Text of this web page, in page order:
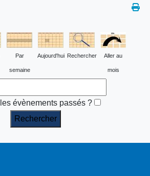
Par
semaine
Aujourd'hui Rechercher Aller au
mois
évènements passés ?